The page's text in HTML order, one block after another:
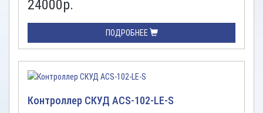
24000р.
ПОДРОБНЕЕ
Контроллер СКУД ACS-102-LE-S